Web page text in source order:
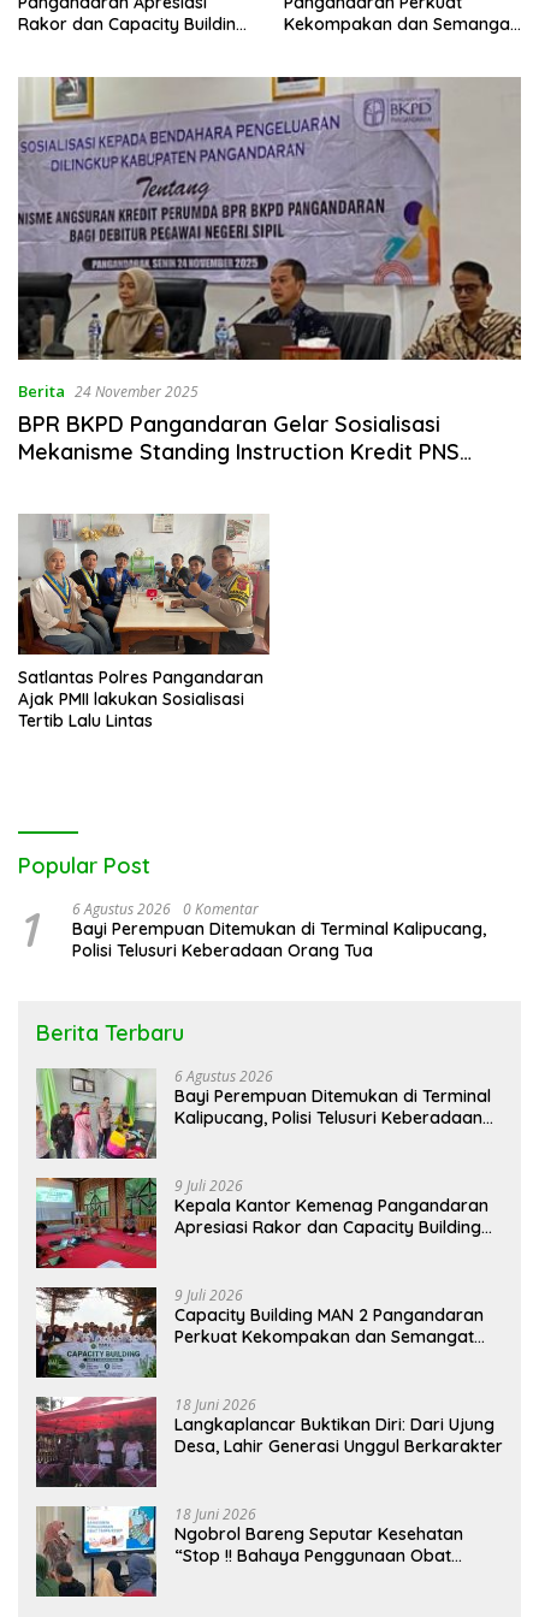
Rakor dan Capacity Building
Antar Lini
Kekompakan dan Semangat
Berita 24 November 2025
BPR BKPD Pangandaran Gelar Sosialisasi
Mekanisme Standing Instruction Kredit PNS
Pemda Pangandaran
Satlantas Polres Pangandaran
Ajak PMII lakukan Sosialisasi
Tertib Lalu Lintas
Popular Post
1 6 Agustus 2026 0 Komentar
Bayi Perempuan Ditemukan di Terminal Kalipucang,
Polisi Telusuri Keberadaan Orang Tua
Berita Terbaru
6 Agustus 2026
Bayi Perempuan Ditemukan di Terminal
Kalipucang, Polisi Telusuri Keberadaan
9 Juli 2026
Kepala Kantor Kemenag Pangandaran
Apresiasi Rakor dan Capacity Building
9 Juli 2026
Capacity Building MAN 2 Pangandaran
Perkuat Kekompakan dan Semangat
18 Juni 2026
Langkaplancar Buktikan Diri: Dari Ujung
Desa, Lahir Generasi Unggul Berkarakter
18 Juni 2026
Ngobrol Bareng Seputar Kesehatan
“Stop !! Bahaya Penggunaan Obat